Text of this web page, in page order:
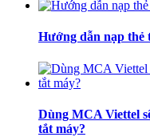
Hướng dẫn nạp thẻ
Dùng MCA Viettel
tắt máy?